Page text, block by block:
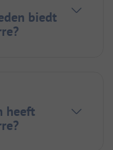
biedt
heeft